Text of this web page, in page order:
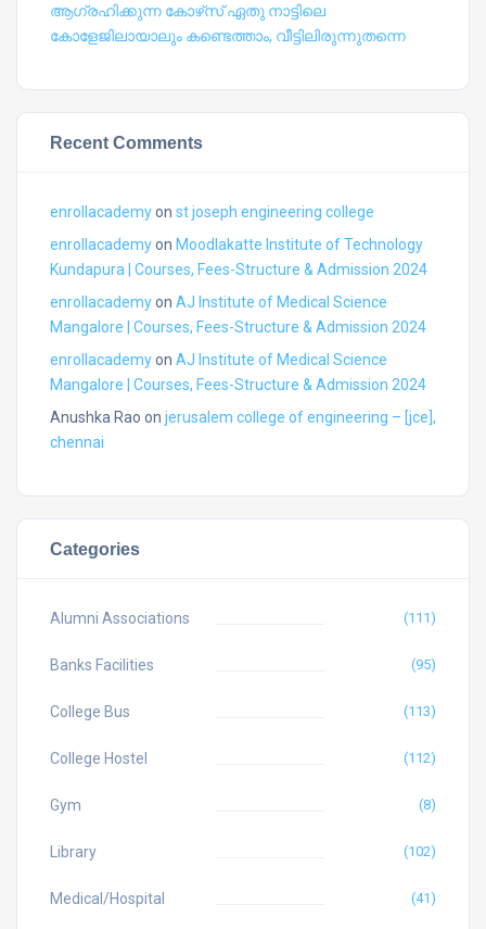
ആഗ്രഹിക്കുന്ന കോഴ്‍സ് ഏതു നാട്ടിലെ
കോളേജിലായാലും കണ്ടെത്താം, വീട്ടിലിരുന്നുതന്നെ
Recent Comments
enrollacademyon st joseph engineering college
enrollacademyon Moodlakatte Institute of Technology
Kundapura | Courses, Fees-Structure & Admission 2024
enrollacademyon AJ Institute of Medical Science
Mangalore | Courses, Fees-Structure & Admission 2024
enrollacademyon AJ Institute of Medical Science
Mangalore | Courses, Fees-Structure & Admission 2024
Anushka Rao on jerusalem college of engineering – [jce],
chennai
Categories
Alumni Associations (111)
Banks Facilities (95)
College Bus (113)
College Hostel (112)
Gym (8)
Library (102)
Medical/Hospital (41)